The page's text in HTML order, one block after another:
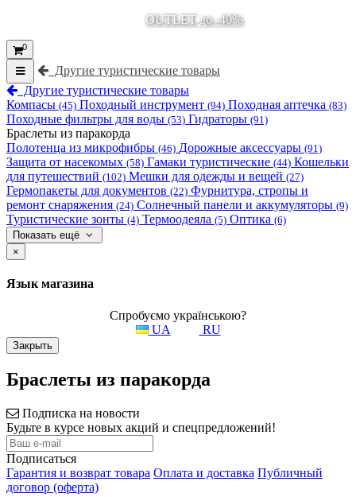
OUTLET до -40%
0
Другие туристические товары
Другие туристические товары
Компасы (45) Походный инструмент (94) Походная аптечка (83)
Походные фильтры для воды (53) Гидраторы (91)
Браслеты из паракорда
Полотенца из микрофибры (46) Дорожные аксессуары (91)
Защита от насекомых (58) Гамаки туристические (44) Кошельки
для путешествий (102) Мешки для одежды и вещей (27)
Гермопакеты для документов (22) Фурнитура, стропы и
ремонт снаряжения (24) Солнечный панели и аккумуляторы (9)
Туристические зонты (4) Термоодеяла (5) Оптика (6)
Показать ещё
×
Язык магазина
Спробуємо українською?
UA
RU
Закрыть
Браслеты из паракорда
Подписка на новости
Будьте в курсе новых акций и спецпредложений!
Подписаться
Гарантия и возврат товара Оплата и доставка Публичный
договор (оферта)